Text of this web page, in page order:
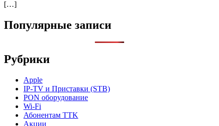
[…]
Популярные записи
Рубрики
Apple
IP-TV и Приставки (STB)
PON оборудование
Wi-Fi
Абонентам TTK
Акции